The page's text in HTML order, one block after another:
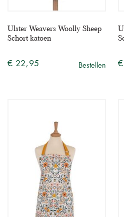
Ulster Weavers Woolly Sheep
Schort katoen
€ 22,95 Bestellen